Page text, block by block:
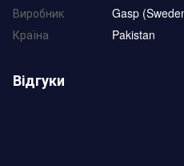
Виробник
Gasp
Країна
Pakistan
Відгуки